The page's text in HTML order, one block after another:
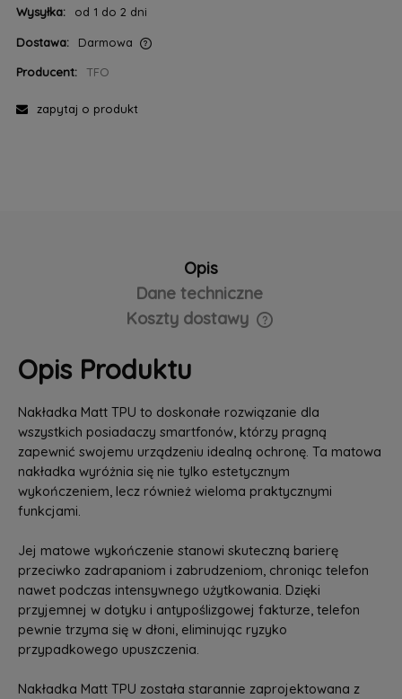
Wysyłka: od 1 do 2 dni
Dostawa:
Darmowa
Producent:
TFO
zapytaj o produkt
Opis
Dane techniczne
Koszty dostawy
Cena nie zawiera ewentualnych kosztów płatności
Opis Produktu
Nakładka Matt TPU to doskonałe rozwiązanie dla
wszystkich posiadaczy smartfonów, którzy pragną
zapewnić swojemu urządzeniu idealną ochronę. Ta matowa
nakładka wyróżnia się nie tylko estetycznym
wykończeniem, lecz również wieloma praktycznymi
funkcjami.
Jej matowe wykończenie stanowi skuteczną barierę
przeciwko zadrapaniom i zabrudzeniom, chroniąc telefon
nawet podczas intensywnego użytkowania. Dzięki
przyjemnej w dotyku i antypoślizgowej fakturze, telefon
pewnie trzyma się w dłoni, eliminując ryzyko
przypadkowego upuszczenia.
Nakładka Matt TPU została starannie zaprojektowana z